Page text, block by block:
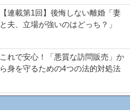
【連載第1回】後悔しない離婚「妻
と夫、立場が強いのはどっち？」
これで安心！「悪質な訪問販売」か
ら身を守るための4つの法的対処法